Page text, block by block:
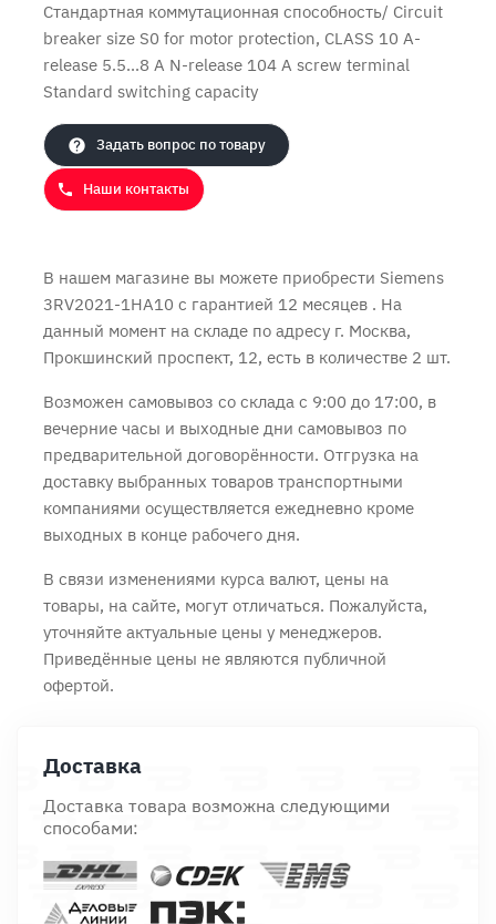
Стандартная коммутационная способность/ Circuit
breaker size S0 for motor protection, CLASS 10 A-
release 5.5...8 A N-release 104 A screw terminal
Standard switching capacity
Задать вопрос по товару
Наши контакты
В нашем магазине вы можете приобрести Siemens
3RV2021-1HA10 с гарантией 12 месяцев . На
данный момент на складе по адресу г. Москва,
Прокшинский проспект, 12, есть в количестве 2 шт.
Возможен самовывоз со склада с 9:00 до 17:00, в
вечерние часы и выходные дни самовывоз по
предварительной договорённости. Отгрузка на
доставку выбранных товаров транспортными
компаниями осуществляется ежедневно кроме
выходных в конце рабочего дня.
В связи изменениями курса валют, цены на
товары, на сайте, могут отличаться. Пожалуйста,
уточняйте актуальные цены у менеджеров.
Приведённые цены не являются публичной
офертой.
Доставка
Доставка товара возможна следующими
способами:
Продолжить покупки Оформить заказ